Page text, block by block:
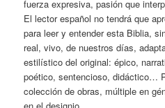
fuerza expresiva, pasión que
El lector español no tendrá que
para leer y entender esta Biblia,
real, vivo, de nuestros días,
estilístico del original: épico,
poético, sentencioso, didáctico…
colección de obras, múltiple en